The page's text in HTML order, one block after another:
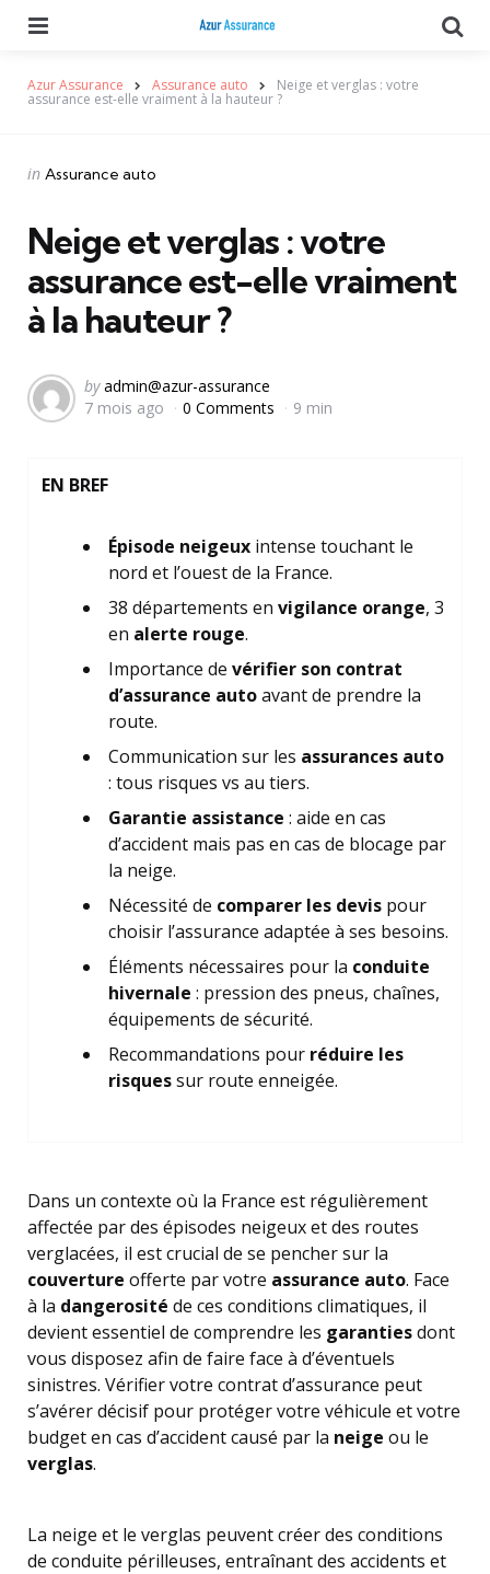
Azur Assurance Assurance auto Neige et verglas : votre
assurance est-elle vraiment à la hauteur ?
Categories
Posted
in Assurance auto
Neige et verglas : votre
assurance est-elle vraiment
à la hauteur ?
Posted
by
by admin@azur-assurance
7 mois ago
0 Comments 9 min
EN BREF
Épisode neigeux intense touchant le
nord et l’ouest de la France.
38 départements en vigilance orange, 3
en alerte rouge.
Importance de vérifier son contrat
d’assurance autoavant de prendre la
route.
Communication sur les assurances auto
: tous risques vs au tiers.
Garantie assistance : aide en cas
d’accident mais pas en cas de blocage par
la neige.
Nécessité de comparer les devis pour
choisir l’assurance adaptée à ses besoins.
Éléments nécessaires pour la conduite
hivernale : pression des pneus, chaînes,
équipements de sécurité.
Recommandations pour réduire les
risquessur route enneigée.
Dans un contexte où la France est régulièrement
affectée par des épisodes neigeux et des routes
verglacées, il est crucial de se pencher sur la
couverture offerte par votre assurance auto. Face
à la dangerosité de ces conditions climatiques, il
devient essentiel de comprendre les garantiesdont
vous disposez afin de faire face à d’éventuels
sinistres. Vérifier votre contrat d’assurance peut
s’avérer décisif pour protéger votre véhicule et votre
budget en cas d’accident causé par la neige ou le
verglas.
La neige et le verglas peuvent créer des conditions
de conduite périlleuses, entraînant des accidents et